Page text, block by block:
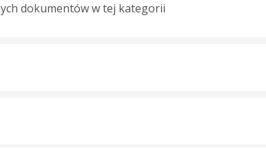
dokumentów w tej kategorii